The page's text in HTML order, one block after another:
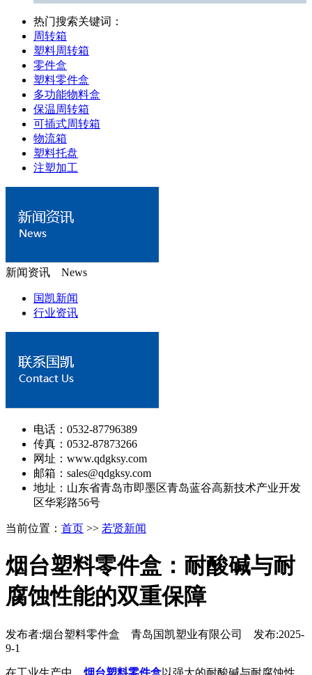
热门搜索关键词：
周转箱
塑料周转箱
零件盒
塑料零件盒
多功能物料盒
保温周转箱
可插式周转箱
物流箱
塑料托盘
注塑加工
新闻资讯 News
国凯新闻
行业资讯
电话：0532-87796389
传真：0532-87873266
网址：www.qdgksy.com
邮箱：sales@qdgksy.com
地址：山东省青岛市即墨区青岛蓝谷高新技术产业开发
区华彩路56号
当前位置： 首页 >> 若贤新闻
烟台塑料零件盒：耐酸碱与耐
腐蚀性能的双重保障
发布者:烟台塑料零件盒 青岛国凯塑业有限公司 发布:2025-
9-1
在工业生产中， 烟台塑料零件盒 以强大的耐酸碱与耐腐蚀性